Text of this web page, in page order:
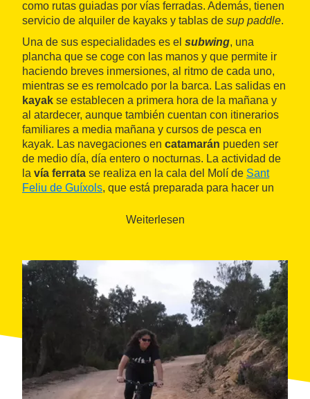
como rutas guiadas por vías ferradas. Además, tienen
servicio de alquiler de kayaks y tablas de sup paddle.
Una de sus especialidades es el subwing, una
plancha que se coge con las manos y que permite ir
haciendo breves inmersiones, al ritmo de cada uno,
mientras se es remolcado por la barca. Las salidas en
kayak se establecen a primera hora de la mañana y
al atardecer, aunque también cuentan con itinerarios
familiares a media mañana y cursos de pesca en
kayak. Las navegaciones en catamarán pueden ser
de medio día, día entero o nocturnas. La actividad de
la vía ferrata se realiza en la cala del Molí de Sant
Feliu de Guíxols, que está preparada para hacer un
cruzando puentes tibetanos.
Weiterlesen